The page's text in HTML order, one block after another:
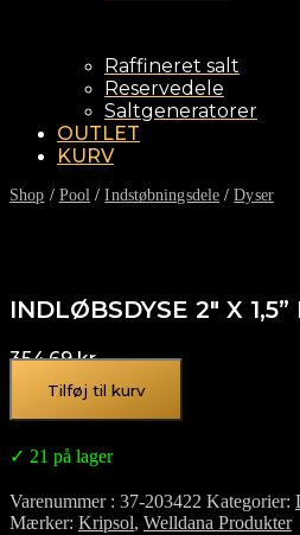
Raffineret salt
Reservedele
Saltgeneratorer
OUTLET
KURV
Shop / Pool /Indstøbningsdele /Dyser
INDLØBSDYSE 2″ X
354,69kr.
Tilføj til kurv
✓ 21 på lager
Varenummer 37-203422 Kategorier
Mærker Kripsol, Welldana Produkter